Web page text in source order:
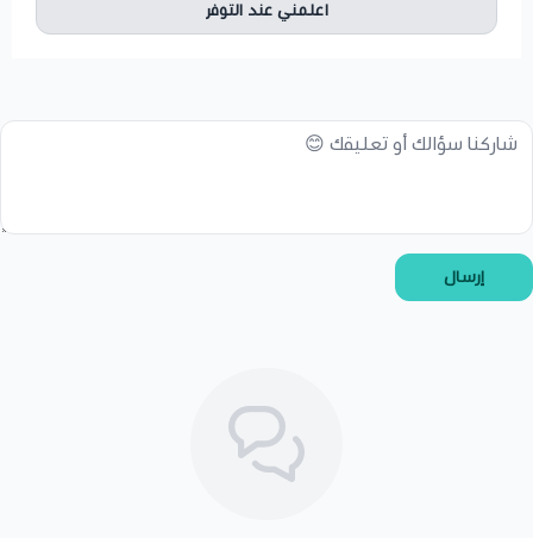
اعلمني عند التوفر
إرسال